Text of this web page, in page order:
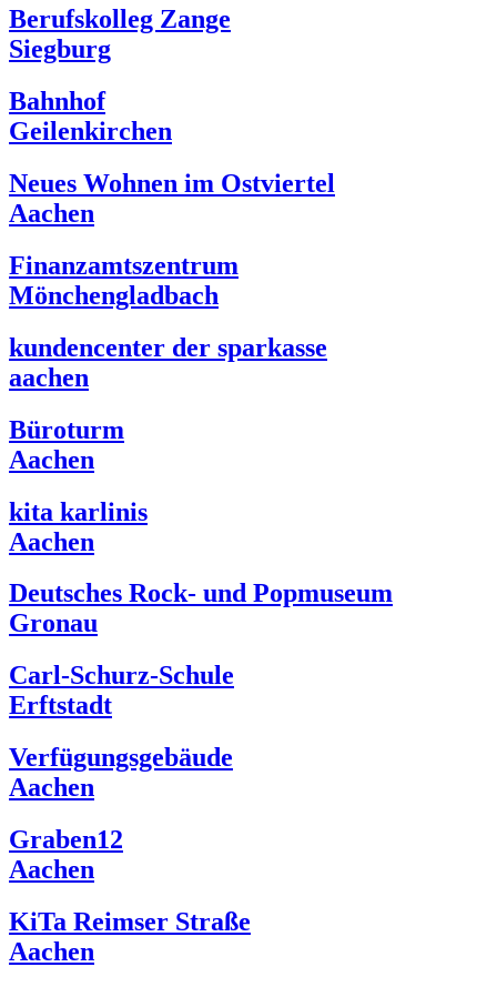
Berufskolleg Zange
Siegburg
Bahnhof
Geilenkirchen
Neues Wohnen im Ostviertel
Aachen
Finanzamtszentrum
Mönchengladbach
kundencenter der sparkasse
aachen
Büroturm
Aachen
kita karlinis
Aachen
Deutsches Rock- und Popmuseum
Gronau
Carl-Schurz-Schule
Erftstadt
Verfügungsgebäude
Aachen
Graben12
Aachen
KiTa Reimser Straße
Aachen